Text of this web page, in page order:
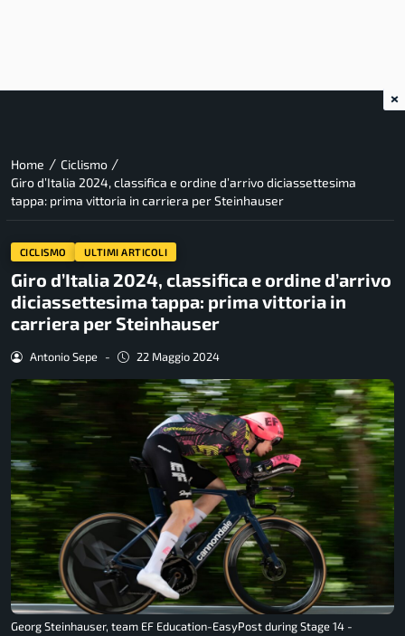
Home / Ciclismo /
Giro d’Italia 2024, classifica e ordine d’arrivo diciassettesima
tappa: prima vittoria in carriera per Steinhauser
CICLISMO ULTIMI ARTICOLI
Giro d’Italia 2024, classifica e ordine d’arrivo
diciassettesima tappa: prima vittoria in
carriera per Steinhauser
Antonio Sepe - 22 Maggio 2024
Georg Steinhauser, team EF Education-EasyPost during Stage 14 -
×